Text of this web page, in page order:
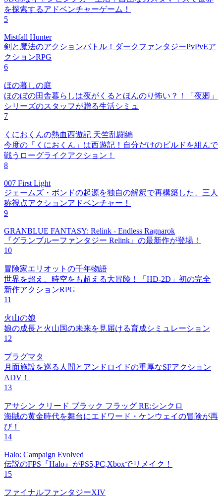
を探索するアドベンチャーゲーム！
5
Mistfall Hunter
剣と魔法のアクションバトル！ダークファンタジーPvPvEア
クションRPG
6
ほの暮しの庭
ほのぼの田舎暮らしは夜がくるとほんのり怖い？！「夜廻」
シリーズのスタッフが贈る生活シミュ
7
くにおくんの熱血西遊記 天竺乱闘編
今度の「くにおくん」は西遊記！自分だけのビルドを組んで
戦うローグライクアクション！
8
007 First Light
ジェームズ・ボンドの起源を独自の解釈で再構築した、三人
称視点アクションアドベンチャー！
9
GRANBLUE FANTASY: Relink - Endless Ragnarok
『グランブルーファンタジー Relink』の最新作が登場！
10
冒険家エリオットの千年物語
世界を超え、時空をも超える大冒険！「HD-2D」初の完全
新作アクションRPG
11
火山の娘
娘の成長と火山国の未来を見届ける育成シミュレーション
12
プラグマタ
月面施設を巡る人間とアンドロイドの重厚なSFアクション
ADV！
13
アサシン クリード ブラック フラッグ RE:シンクロ
海賊の黄金時代を舞台にエドワード・ケンウェイの冒険が再
び！
14
Halo: Campaign Evolved
伝説のFPS『Halo』がPS5,PC,Xboxでリメイク！
15
ファイナルファンタジーXIV